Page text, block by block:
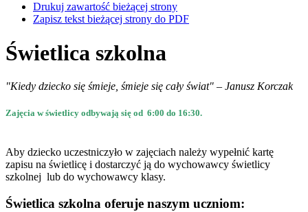
Drukuj zawartość bieżącej strony
Zapisz tekst bieżącej strony do PDF
Świetlica szkolna
"Kiedy dziecko się śmieje, śmieje się cały świat" – Janusz Korczak
Zajęcia w świetlicy odbywają się od 6:00 do 16:30.
Aby dziecko uczestniczyło w zajęciach należy wypełnić kartę
zapisu na świetlicę i dostarczyć ją do wychowawcy świetlicy
szkolnej lub do wychowawcy klasy.
Świetlica szkolna oferuje naszym uczniom: